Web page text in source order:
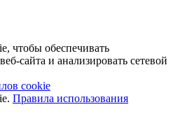
чтобы обеспечивать
сайта и анализировать сетевой
cookie
Правила использования